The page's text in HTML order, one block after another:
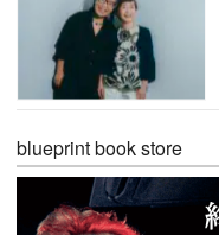
blueprint book store